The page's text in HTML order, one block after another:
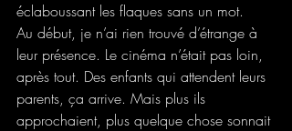
éclaboussant les flaques sans un mot.
Au début, je n’ai rien trouvé d’étrange à
leur présence. Le cinéma n’était pas loin,
après tout. Des enfants qui attendent leurs
parents, ça arrive. Mais plus ils
approchaient, plus quelque chose sonnait